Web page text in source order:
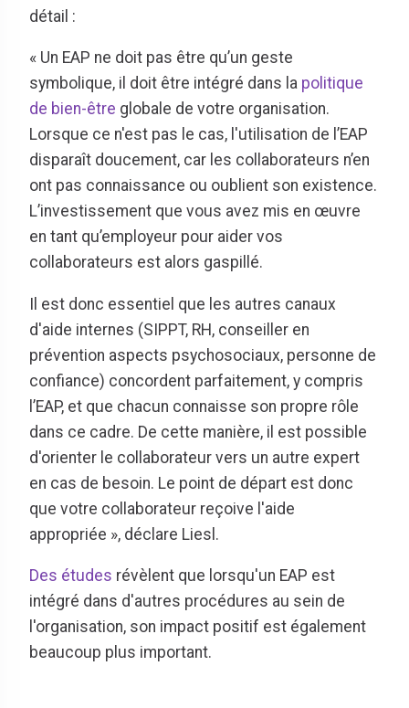
détail :
« Un EAP ne doit pas être qu’un geste
symbolique, il doit être intégré dans la politique
de bien-être globale de votre organisation.
Lorsque ce n'est pas le cas, l'utilisation de l’EAP
disparaît doucement, car les collaborateurs n’en
ont pas connaissance ou oublient son existence.
L’investissement que vous avez mis en œuvre
en tant qu’employeur pour aider vos
collaborateurs est alors gaspillé.
Il est donc essentiel que les autres canaux
d'aide internes (SIPPT, RH, conseiller en
prévention aspects psychosociaux, personne de
confiance) concordent parfaitement, y compris
l’EAP, et que chacun connaisse son propre rôle
dans ce cadre. De cette manière, il est possible
d'orienter le collaborateur vers un autre expert
en cas de besoin. Le point de départ est donc
que votre collaborateur reçoive l'aide
appropriée », déclare Liesl.
Des études révèlent que lorsqu'un EAP est
intégré dans d'autres procédures au sein de
l'organisation, son impact positif est également
beaucoup plus important.